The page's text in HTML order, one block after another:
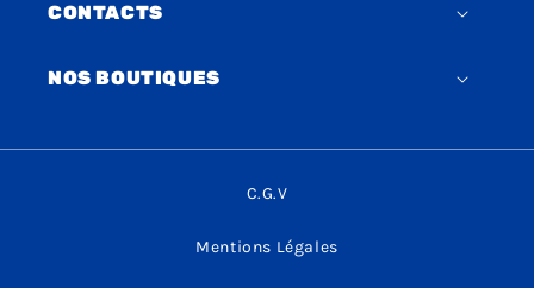
CONTACTS
NOS BOUTIQUES
C.G.V
Mentions Légales